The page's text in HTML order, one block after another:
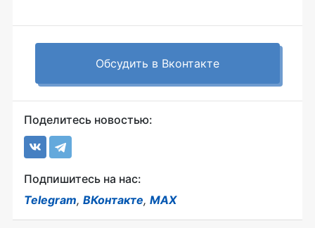
Обсудить в Вконтакте
Поделитесь новостью:
Подпишитесь на нас:
Telegram, ВКонтакте, MAX